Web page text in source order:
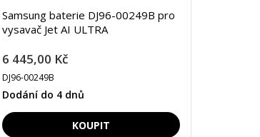
Samsung baterie DJ96-00249B pro
vysavač Jet AI ULTRA
6 445,00 Kč
DJ96-00249B
Dodání do 4 dnů